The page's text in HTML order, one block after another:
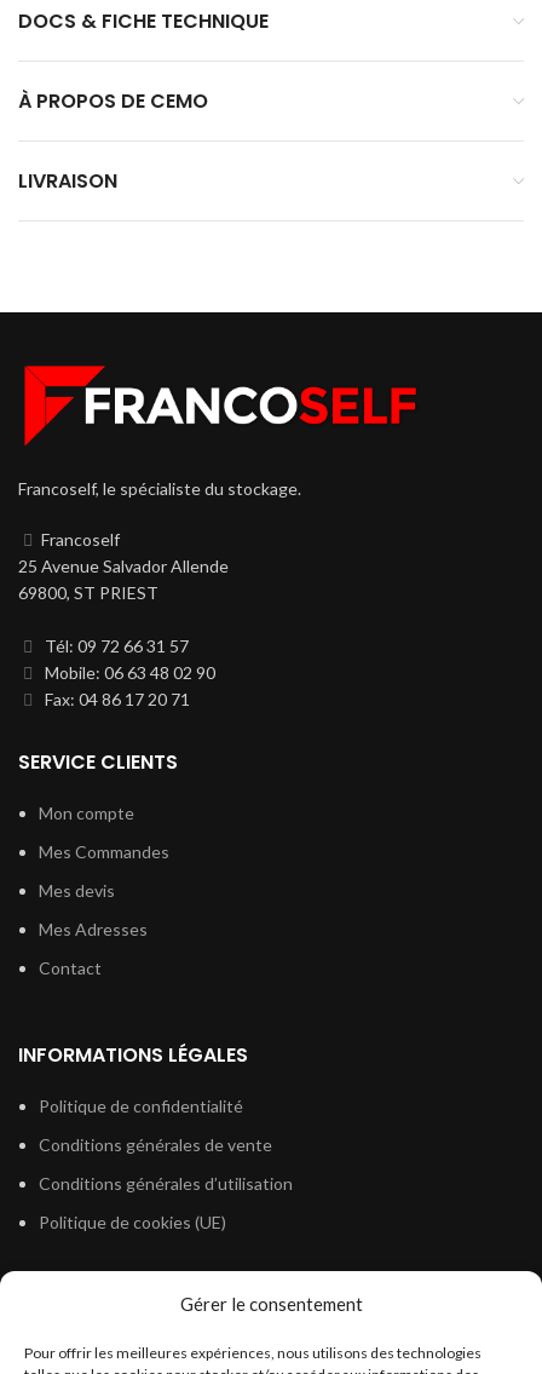
Gérer le consentement
Pour offrir les meilleures expériences, nous utilisons des technologies
DOCS & FICHE TECHNIQUE
À PROPOS DE CEMO
LIVRAISON
Francoself, le spécialiste du stockage.
Francoself
25 Avenue Salvador Allende
69800, ST PRIEST
Tél: 09 72 66 31 57
Mobile: 06 63 48 02 90
Fax: 04 86 17 20 71
SERVICE CLIENTS
Mon compte
Mes Commandes
Mes devis
Mes Adresses
Contact
INFORMATIONS LÉGALES
Politique de confidentialité
Conditions générales de vente
Conditions générales d’utilisation
Politique de cookies (UE)
Législation Gasoil Fioul GNR